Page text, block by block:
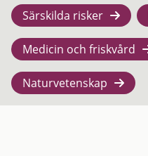
Särskilda risker
Medicin och friskvård
Naturvetenskap